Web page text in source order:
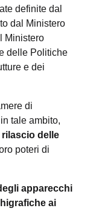
definite dal
dal Ministero
Ministero
delle Politiche
e dei
di
tale ambito,
delle
poteri di
apparecchi
ai